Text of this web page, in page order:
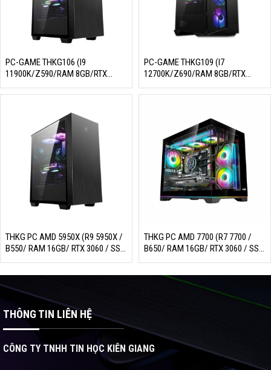
PC-GAME THKG106 (I9
11900K/Z590/RAM 8GB/RTX
3050/SSD 256GB/650W/DOS)
PC-GAME THKG109 (I7
12700K/Z690/RAM 8GB/RTX
3060/SSD 256GB/750W/DOS)
THKG PC AMD 5950X (R9 5950X /
B550/ RAM 16GB/ RTX 3060 / SSD
500GB/ 750W/ DOS)
THKG PC AMD 7700 (R7 7700 /
B650/ RAM 16GB/ RTX 3060 / SSD
256GB/ 650W/ DOS)
THÔNG TIN LIÊN HỆ
CÔNG TY TNHH TIN HỌC KIÊN GIANG